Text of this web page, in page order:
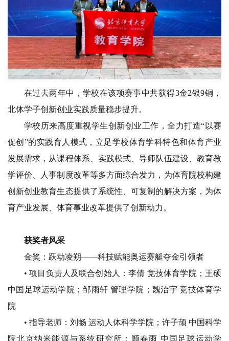
在过去两年中， 学校在该项赛事中共获得3金2银9铜，
北体学子创新创业实践质量稳步提升。
学校历来高度重视学生创新创业工作，全力打造“以赛
促创”的实践育人模式， 立足学校体育学科特色和体育产业
发展需求， 从课程体系、实践模式、导师队伍建设、教育教
学评价、
人事制度改革等多方面综合发力， 为体育院校构建
创新创业教育生态提供了系统性、可复制的解决方案， 为体
育产业发展、体育事业改革提供了创新动力。
获奖者风采
金奖：跃动凌朔——科技赋能奥运赛艇夺金引领者
• 项目负责人及联合创始人：李倩 竞技体育学院； 王硕
中国足球运动学院；邹雨轩 管理学院； 魏治宇 竞技体育学
院
• 指导老师： 刘畅 运动人体科学学院； 许子颉 中国科学
院北京纳米能源与系统研究所；
顾春雨 中国足球运动学